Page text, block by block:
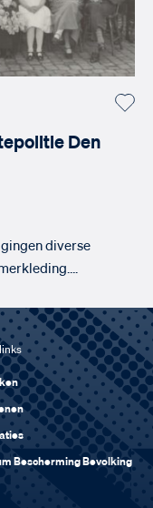
Den
diverse
Bescherming Bevolking